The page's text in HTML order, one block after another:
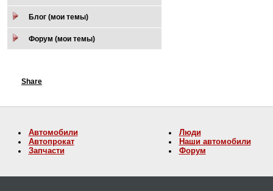
Блог (мои темы)
Форум (мои темы)
Share
Автомобили
Автопрокат
Запчасти
Люди
Наши автомобили
Форум